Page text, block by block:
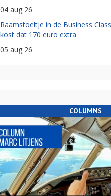
04 aug 26
Raamstoeltje in de Business
kost dat 170 euro extra
05 aug 26
COLUMNS